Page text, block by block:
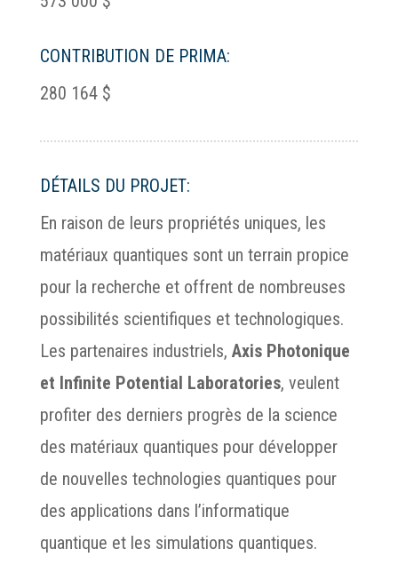
CONTRIBUTION DE PRIMA:
280 164 $
DÉTAILS DU PROJET:
En raison de leurs propriétés uniques, les
matériaux quantiques sont un terrain propice
pour la recherche et offrent de nombreuses
possibilités scientifiques et technologiques.
Les partenaires industriels, Axis Photonique
et Infinite Potential Laboratories, veulent
profiter des derniers progrès de la science
des matériaux quantiques pour développer
de nouvelles technologies quantiques pour
des applications dans l’informatique
quantique et les simulations quantiques.